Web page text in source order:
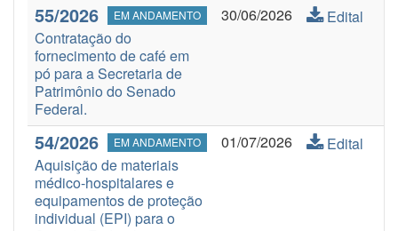
55/2026 EM ANDAMENTO
Contratação do
fornecimento de café em
pó para a Secretaria de
Patrimônio do Senado
Federal.
30/06/2026 Edital
54/2026 EM ANDAMENTO
Aquisição de materiais
médico-hospitalares e
equipamentos de proteção
individual (EPI) para o
01/07/2026 Edital